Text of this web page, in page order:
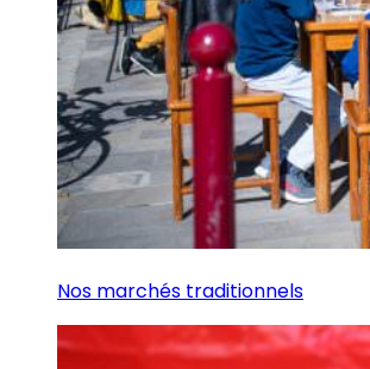
Nos marchés traditionnels